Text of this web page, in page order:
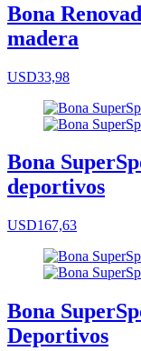
Bona
madera
USD33,98
Bona
deportivos
USD167,63
Bona
Deportivos